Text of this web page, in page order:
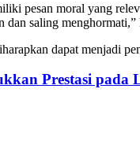
pesan moral yang
dan saling
dapat menjadi
Prestasi pada